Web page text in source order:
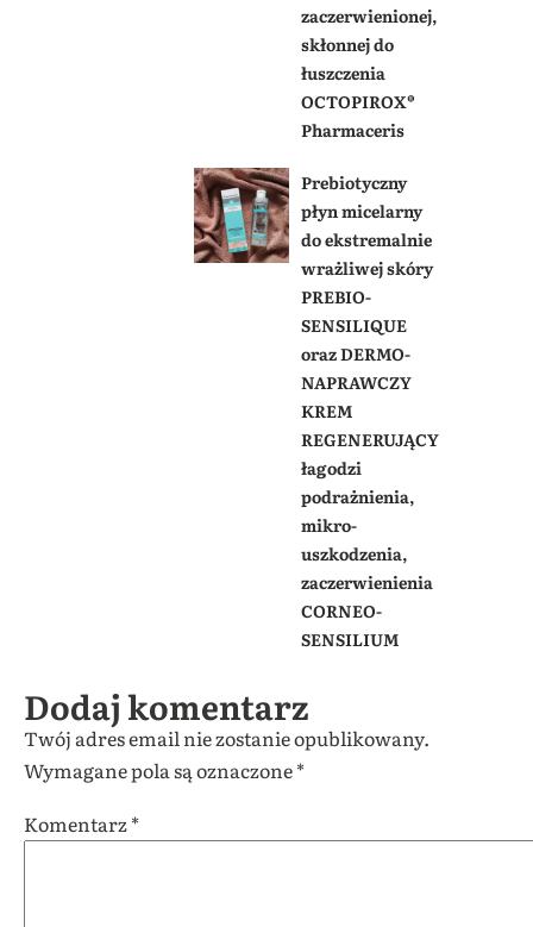
zaczerwienionej,
skłonnej do
łuszczenia
OCTOPIROX®
Pharmaceris
Prebiotyczny
płyn micelarny
do ekstremalnie
wrażliwej skóry
PREBIO-
SENSILIQUE
oraz DERMO-
NAPRAWCZY
KREM
REGENERUJĄCY
łagodzi
podrażnienia,
mikro-
uszkodzenia,
zaczerwienienia
CORNEO-
SENSILIUM
Dodaj komentarz
Twój adres email nie zostanie opublikowany.
Wymagane pola są oznaczone*
Komentarz*